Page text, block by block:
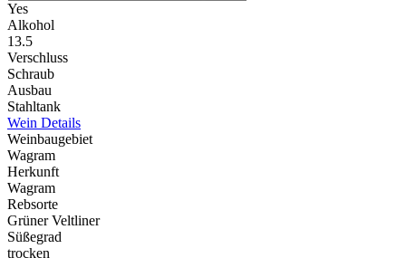
Yes
Alkohol
13.5
Verschluss
Schraub
Ausbau
Stahltank
Wein Details
Weinbaugebiet
Wagram
Herkunft
Wagram
Rebsorte
Grüner Veltliner
Süßegrad
trocken